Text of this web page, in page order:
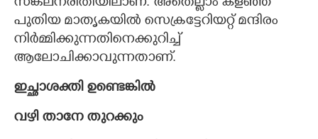
സങ്കലനരീതിയിലാണ്. അതെല്ലാം കളഞ്ഞ്
പുതിയ മാതൃകയിൽ സെക്രട്ടേറിയറ്റ് മന്ദിരം
നിർമ്മിക്കുന്നതിനെക്കുറിച്ച്
ആലോചിക്കാവുന്നതാണ്.
ഇച്ഛാശക്തി ഉണ്ടെങ്കിൽ
വഴി താനേ തുറക്കും